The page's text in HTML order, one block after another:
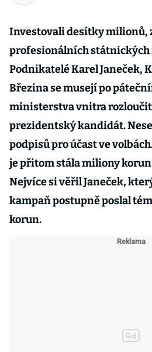
Investovali desítky milionů,
profesionálních
Podnikatelé Karel Janeček,
Březina se musejí po
ministerstva vnitra
prezidentský kandidát.
podpisů pro účast ve
je přitom stála miliony
Nejvíce si věřil Janeček,
kampaň postupně poslal
korun.